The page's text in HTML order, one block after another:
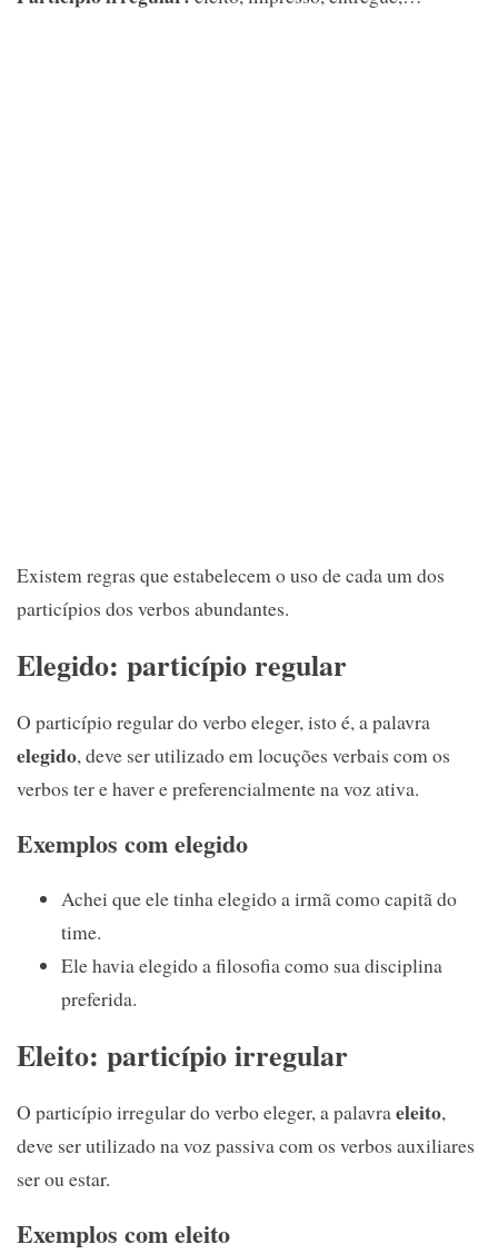
Existem regras que estabelecem o uso de cada um dos
particípios dos verbos abundantes.
Elegido: particípio regular
O particípio regular do verbo eleger, isto é, a palavra
elegido, deve ser utilizado em locuções verbais com os
verbos ter e haver e preferencialmente na voz ativa.
Exemplos com elegido
Achei que ele tinha elegido a irmã como capitã do
time.
Ele havia elegido a filosofia como sua disciplina
preferida.
Eleito: particípio irregular
O particípio irregular do verbo eleger, a palavraeleito,
deve ser utilizado na voz passiva com os verbos auxiliares
ser ou estar.
Exemplos com eleito